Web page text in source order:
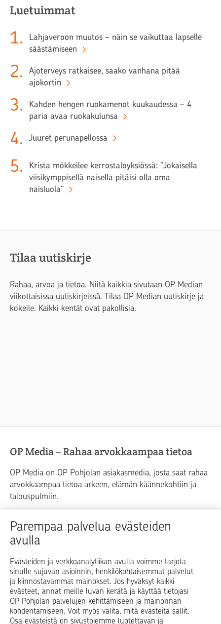
Parempaa palvelua evästeiden
avulla
Evästeiden ja verkkoanalytiikan avulla voimme tarjota
sinulle sujuvan asioinnin, henkilökohtaisemmat palvelut
ja kiinnostavammat mainokset. Jos hyväksyt kaikki
evästeet, annat meille luvan kerätä ja käyttää tietojasi
OP Pohjolan palvelujen kehittämiseen ja mainonnan
kohdentamiseen. Voit myös valita, mitä evästeitä sallit.
Osa evästeistä on sivustojemme luotettavan ja
Luetuimmat
1.
Lahjaveroon muutos – näin se vaikuttaa lapselle
säästämiseen
2.
Ajoterveys ratkaisee, saako vanhana pitää
ajokortin
3.
Kahden hengen ruokamenot kuukaudessa – 4
paria avaa ruokakulunsa
4. Juuret perunapellossa
5.
Krista mökkeilee kerrostaloyksiössä: ”Jokaisella
viisikymppisellä naisella pitäisi olla oma
naisluola”
Tilaa uutiskirje
Rahaa, arvoa ja tietoa. Niitä kaikkia sivutaan OP Median
viikottaisissa uutiskirjeissä. Tilaa OP Median uutiskirje ja
kokeile. Kaikki kentät ovat pakollisia.
OP Media – Rahaa arvokkaampaa tietoa
OP Media on OP Pohjolan asiakasmedia, josta saat rahaa
arvokkaampaa tietoa arkeen, elämän käännekohtiin ja
talouspulmiin.
Raha Elämä
Yrityselämä
Blogit ja puheenvuorot
Op.fi OP Koti Pohjola Vahinkoapu
Facebook
X LinkedInInstagram